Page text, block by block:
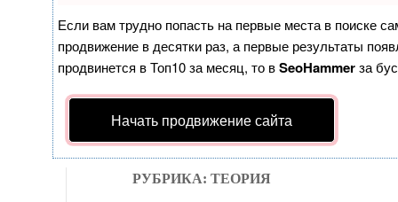
Если вам трудно попасть на первые места в поиске
продвижение в десятки раз, а первые результаты
продвинется в Топ10 за месяц, то вSeoHammerза
Начать продвижение сайта
РУБРИКА: ТЕОРИЯ